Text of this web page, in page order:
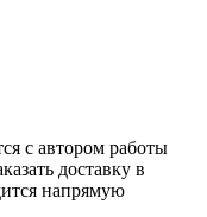
с автором работы
доставку в
напрямую